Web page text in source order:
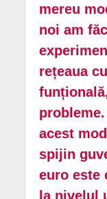
mereu
noi am
rețeaua
acest
spijin
euro este
la nivelul